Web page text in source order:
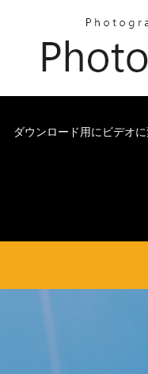
ダウンロード用にビデオ